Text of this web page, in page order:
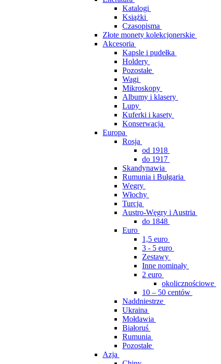
Katalogi
Książki
Czasopisma
Złote monety kolekcjonerskie
Akcesoria
Kapsle i pudełka
Holdery
Pozostałe
Wagi
Mikroskopy
Albumy i klasery
Lupy
Kuferki i kasety
Konserwacja
Europa
Rosja
od 1918
do 1917
Skandynawia
Rumunia i Bułgaria
Węgry
Włochy
Turcja
Austro-Węgry i Austria
do 1848
Euro
1,5 euro
3 - 5 euro
Zestawy
Inne nominały
2 euro
okolicznościowe
10 – 50 centów
Naddniestrze
Ukraina
Mołdawia
Białoruś
Rumunia
Pozostałe
Azja